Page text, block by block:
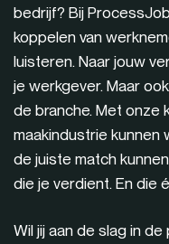
bedrijf? Bij
koppelen van
luisteren. Naar jouw
je werkgever. Maar
de branche. Met onze
maakindustrie kunnen
de juiste match
die je verdient. En die
Wil jij aan de slag in